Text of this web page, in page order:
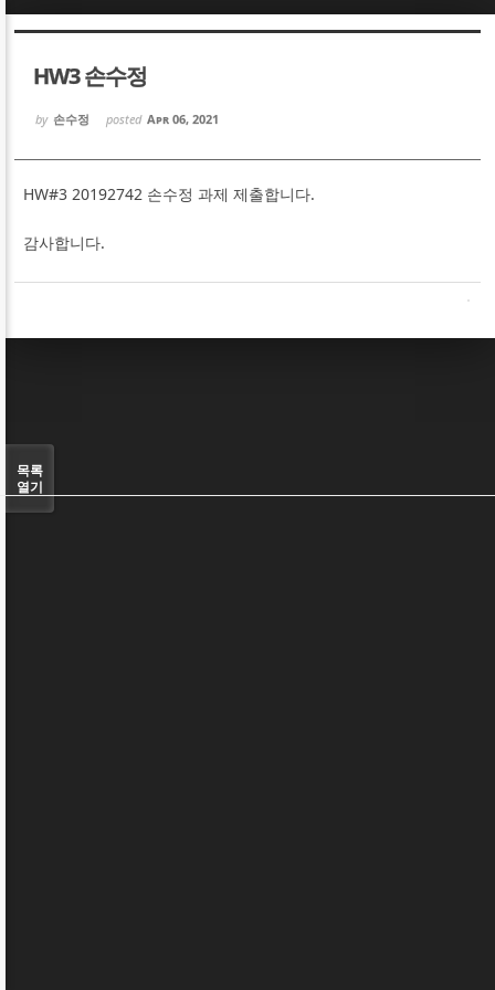
HW3 손수정
by 손수정 posted Apr 06, 2021
HW#3 20192742 손수정 과제 제출합니다.
감사합니다.
목록
열기
Sketchbook5, 스케치북5
Sketchbook5, 스케치북5
Sketchbook5, 스케치북5
Sketchbook5, 스케치북5